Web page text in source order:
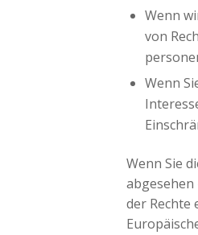
Wenn
von
Wenn
Wenn Sie
der Rechte